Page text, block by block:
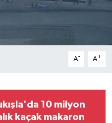
A- A+
10 milyon
kaçak makaron